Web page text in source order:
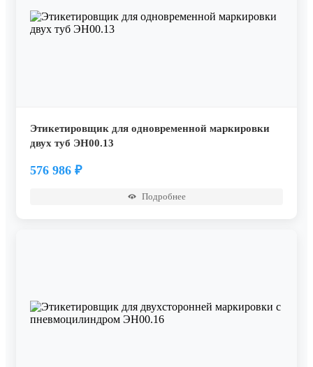
Этикетировщик для одновременной маркировки
двух туб ЭН00.13
576 986 ₽
Подробнее